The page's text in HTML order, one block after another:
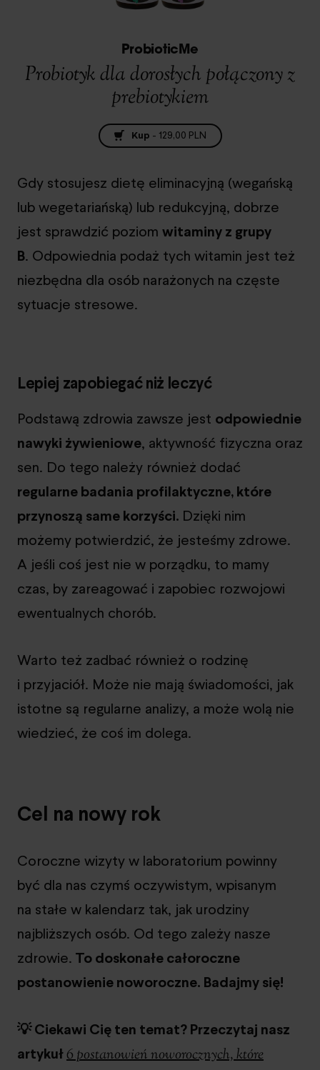
ProbioticMe
Probiotyk dla dorosłych połączony z
prebiotykiem
Kup - 129,00 PLN
Gdy stosujesz dietę eliminacyjną (wegańską
lub wegetariańską) lub redukcyjną, dobrze
jest sprawdzić poziom witaminy z grupy
B. Odpowiednia podaż tych witamin jest też
niezbędna dla osób narażonych na częste
sytuacje stresowe.
Lepiej zapobiegać niż leczyć
Podstawą zdrowia zawsze jest odpowiednie
nawyki żywieniowe, aktywność fizyczna oraz
sen. Do tego należy również dodać
regularne badania profilaktyczne, które
przynoszą same korzyści. Dzięki nim
możemy potwierdzić, że jesteśmy zdrowe.
A jeśli coś jest nie w porządku, to mamy
czas, by zareagować i zapobiec rozwojowi
ewentualnych chorób.
Warto też zadbać również o rodzinę
i przyjaciół. Może nie mają świadomości, jak
istotne są regularne analizy, a może wolą nie
wiedzieć, że coś im dolega.
Cel na nowy rok
Coroczne wizyty w laboratorium powinny
być dla nas czymś oczywistym, wpisanym
na stałe w kalendarz tak, jak urodziny
najbliższych osób. Od tego zależy nasze
zdrowie. To doskonałe całoroczne
postanowienie noworoczne. Badajmy się!
💡 Ciekawi Cię ten temat? Przeczytaj nasz
artykuł6 postanowień noworocznych, które